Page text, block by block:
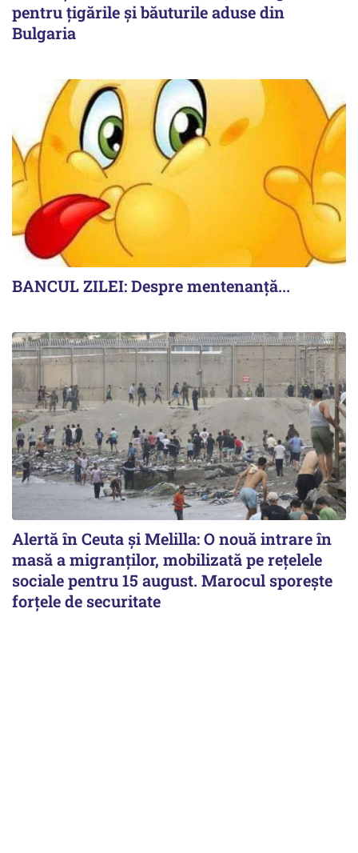
pentru țigările și băuturile aduse din
Bulgaria
BANCUL ZILEI: Despre mentenanță...
Alertă în Ceuta și Melilla: O nouă intrare în
masă a migranților, mobilizată pe rețelele
sociale pentru 15 august. Marocul sporește
forțele de securitate